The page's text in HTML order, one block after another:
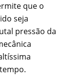
que o
seja
pressão da